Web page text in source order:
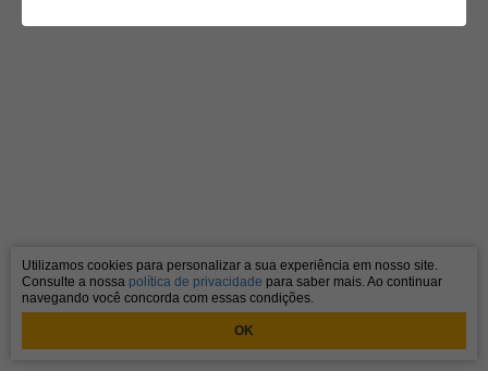
Utilizamos cookies para personalizar a sua experiência em nosso site.
Consulte a nossa política de privacidade para saber mais. Ao continuar
navegando você concorda com essas condições.
OK